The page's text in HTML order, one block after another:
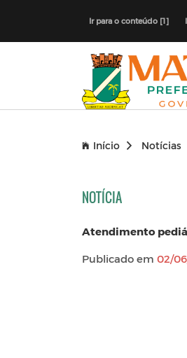
Ir para o conteúdo [1]
Início Notícias
NOTÍCIA
Atendimento
Publicado em 02/